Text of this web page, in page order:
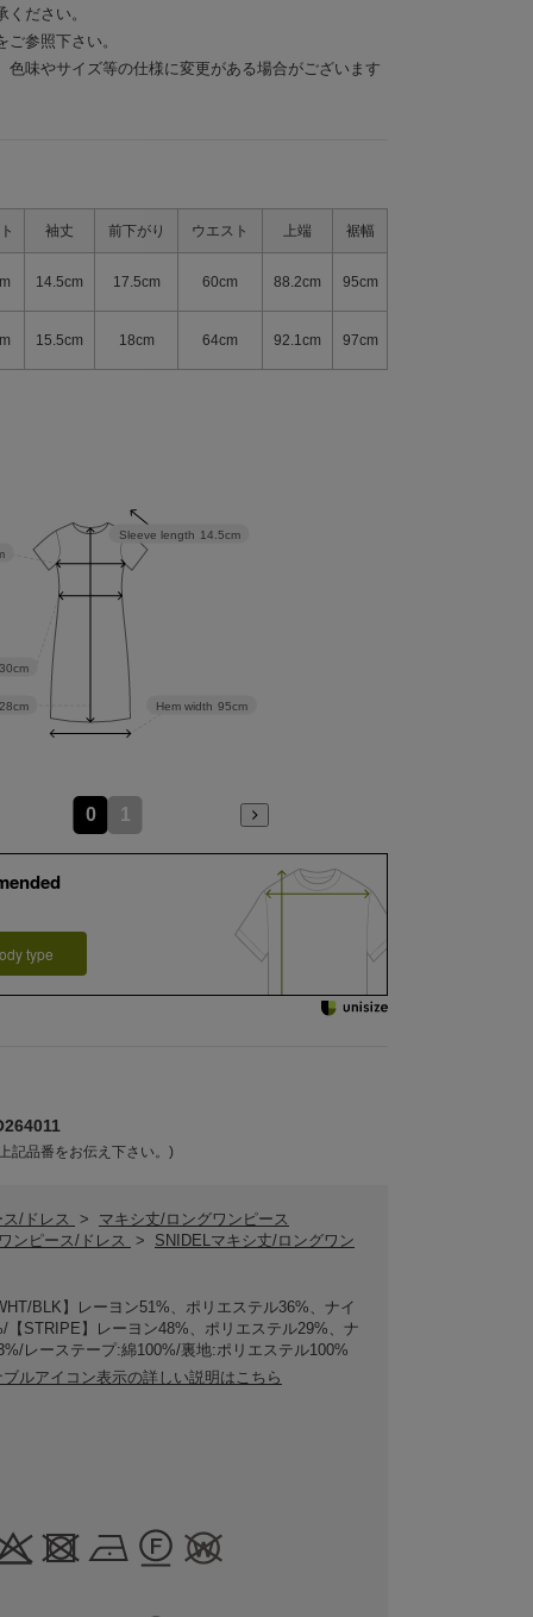
ださい。
参照下さい。
味やサイズ等の仕様に変更がある場合がございます
袖丈 前下がり ウエスト 上端 裾幅
14.5cm 17.5cm 60cm 88.2cm 95cm
15.5cm 18cm 64cm 92.1cm 97cm
Hem width 95cm
Sleeve length 14.5cm
0 1
type
記品番をお伝え下さい。)
/ドレス >
マキシ丈/ロングワンピース
ンピース/ドレス
> SNIDELマキシ丈/ロングワン
BLK】レーヨン51%、ポリエステル36%、ナイ
【STRIPE】レーヨン48%、ポリエステル29%、ナ
レーステープ:綿100%/裏地:ポリエステル100%
ルアイコン表示の詳しい説明はこちら